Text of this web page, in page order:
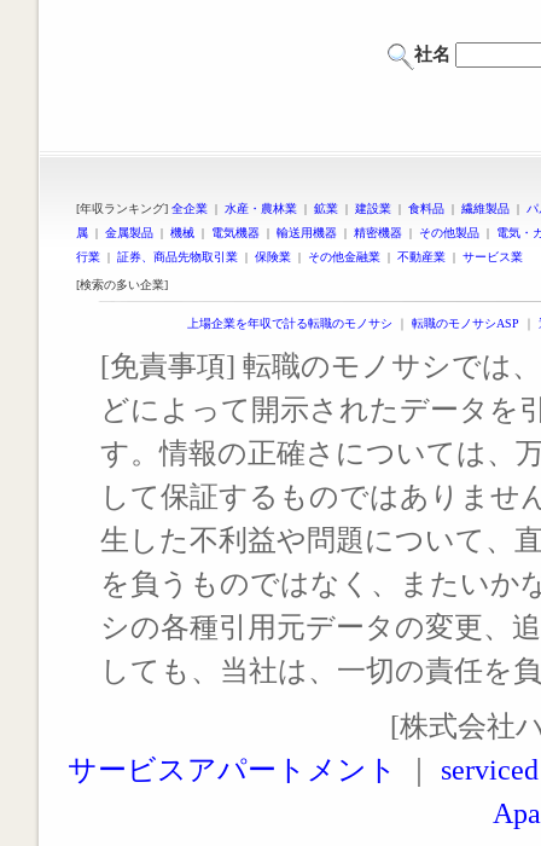
社名
[年収ランキング] 全企業 | 水産・農林業 | 鉱業 | 建設業 | 食料品 | 繊維製品 |
属 | 金属製品 | 機械 | 電気機器 | 輸送用機器 | 精密機器 | その他製品 | 電気・
行業 | 証券、商品先物取引業 | 保険業 | その他金融業 | 不動産業 | サービス業
[検索の多い企業]
上場企業を年収で計る転職のモノサシ ｜ 転職のモノサシASP ｜
[免責事項] 転職のモノサシでは
どによって開示されたデータを
す。情報の正確さについては、
して保証するものではありませ
生した不利益や問題について、
を負うものではなく、またいか
シの各種引用元データの変更、
しても、当社は、一切の責任を
[株式会社
サービスアパートメント